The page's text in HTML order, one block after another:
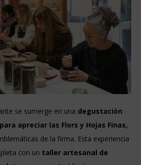
se sumerge en una degustación
apreciar las Flors y Hojas Finas,
de la firma. Esta experiencia
con un taller artesanal de